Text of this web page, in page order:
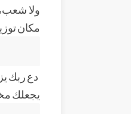
ولا
مكان
دع ربك
يجعلك